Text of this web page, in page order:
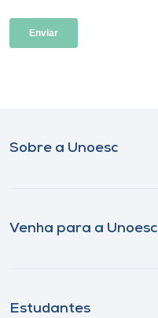
Sobre a Unoesc
Venha para a Unoesc
Estudantes